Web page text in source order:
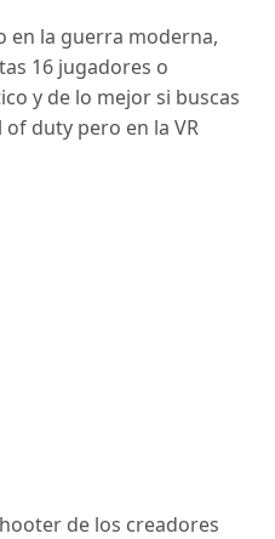
en la guerra moderna,
16 jugadores o
y de lo mejor si buscas
duty pero en la VR
de los creadores